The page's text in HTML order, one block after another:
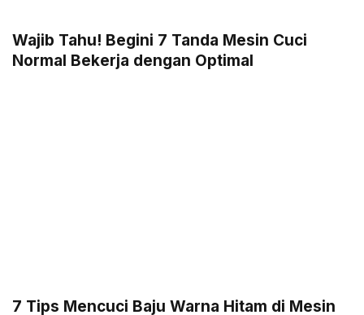
Wajib Tahu! Begini 7 Tanda Mesin Cuci
Normal Bekerja dengan Optimal
7 Tips Mencuci Baju Warna Hitam di Mesin